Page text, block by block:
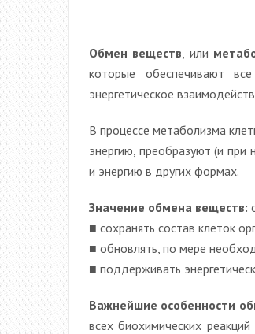
Обмен веществ , или
которые обеспечивают
энергетическое
В процессе метаболизма
энергию, преобразуют (и
и энергию в других формах.
Значение обмена веществ:
■ сохранять состав клеток
■ обновлять, по мере
■ поддерживать
Важнейшие особенности
всех биохимических